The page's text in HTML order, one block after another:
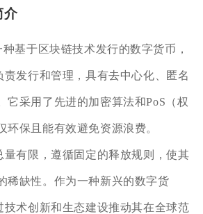
介
基于区块链技术发行的数字货币，
发行和管理，具有去中心化、匿名
它采用了先进的加密算法和PoS（权
环保且能有效避免资源浪费。
有限，遵循固定的释放规则，使其
稀缺性。作为一种新兴的数字货
术创新和生态建设推动其在全球范